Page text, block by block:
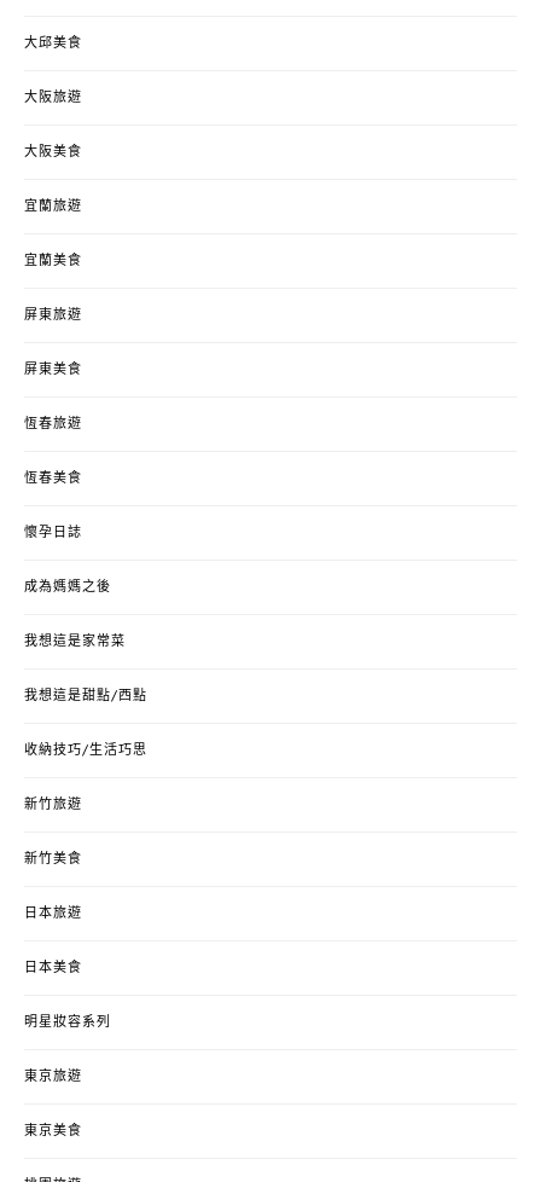
大邱美食
大阪旅遊
大阪美食
宜蘭旅遊
宜蘭美食
屏東旅遊
屏東美食
恆春旅遊
恆春美食
懷孕日誌
成為媽媽之後
我想這是家常菜
我想這是甜點/西點
收納技巧/生活巧思
新竹旅遊
新竹美食
日本旅遊
日本美食
明星妝容系列
東京旅遊
東京美食